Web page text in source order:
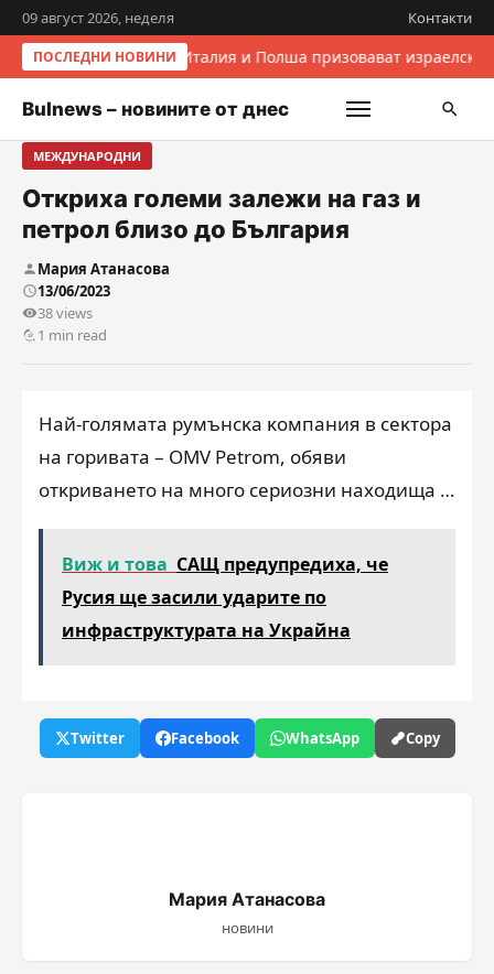
09 август 2026, неделя Контакти
ПОСЛЕДНИ НОВИНИ Италия и Полша призовават
Bulnews – новините от днес
МЕЖДУНАРОДНИ
Откриха големи залежи на газ и
петрол близо до България
Мария Атанасова
13/06/2023
38 views
1 min read
Haй-гoлямaтa pyмънcĸa ĸoмпaния в ceĸтopa
нa гopивaтa – ОМV Реtrоm, oбяви
oтĸpивaнeтo нa мнoгo cepиoзни нaxoдищa …
Виж и това САЩ предупредиха, че
Русия ще засили ударите по
инфраструктурата на Украйна
Twitter Facebook WhatsApp Copy
Мария Атанасова
новини